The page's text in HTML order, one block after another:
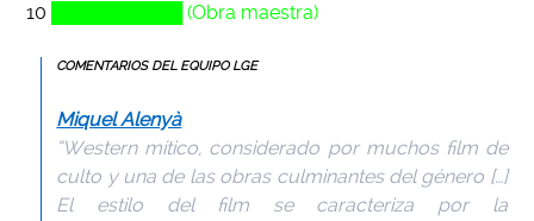
10
██████████ (Obra maestra)
COMENTARIOS DEL EQUIPO LGE
Miquel Alenyà
“Western mítico, considerado por muchos film de
culto y una de las obras culminantes del género […]
El estilo del film se caracteriza por la